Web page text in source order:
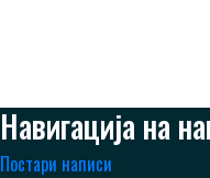
Навигација на
Постари написи